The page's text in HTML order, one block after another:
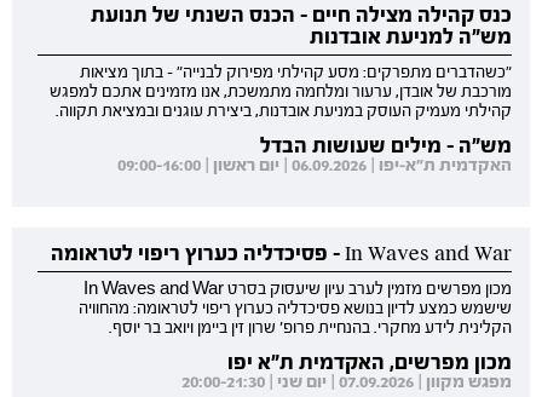
כנס קהילה מצילה חיים - הכנס השנתי של תנועת
מש"ה למניעת אובדנות
"כשהדברים מתפרקים: מסע קהילתי מפירוק לבנייה" - בתוך מציאות
מורכבת של אובדן, ערעור ומלחמה מתמשכת, אנו מזמינים אתכם למפגש
קהילתי מעמיק העוסק במניעת אובדנות, ביצירת עוגנים ובמציאת תקווה.
מש"ה - מילים שעושות הבדל
האקדמית ת"א-יפו | 06.09.2026 | יום ראשון | 09:00-16:00
In Waves and War - פסיכדליה כערוץ ריפוי לטראומה
מכון מפרשים מזמין לערב עיון שיעסוק בסרט In Waves and War
שישמש כמצע לדיון בנושא פסיכדליה כערוץ ריפוי לטראומה: מהחוויה
הקלינית לידע מחקרי. בהנחיית פרופ' שרון זין ביימן ויואב בר יוסף.
מכון מפרשים, האקדמית ת"א יפו
מפגש מקוון | 07.09.2026 | יום שני | 20:00-21:30